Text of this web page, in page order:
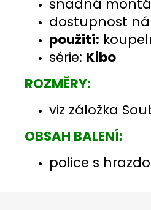
snadná
dostupnost
použití:
série: Kibo
ROZMĚRY:
viz záložka
OBSAH BALENÍ:
police s
Z